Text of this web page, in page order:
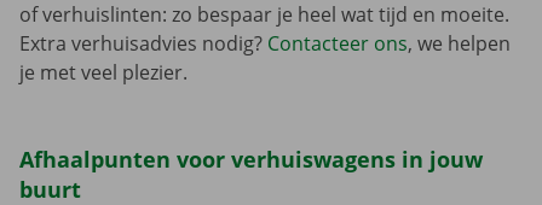
of verhuislinten: zo bespaar je heel wat tijd en moeite.
Extra verhuisadvies nodig? Contacteer ons, we helpen
je met veel plezier.
Afhaalpunten voor verhuiswagens in jouw
buurt